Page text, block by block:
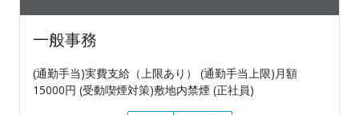
一般事務
(通勤手当)実費支給（上限あり） (通勤手当上限)月額
15000円 (受動喫煙対策)敷地内禁煙 (正社員)